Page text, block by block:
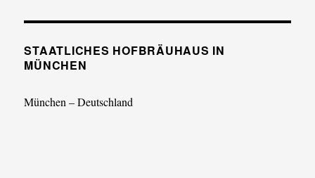
STAATLICHES HOFBRÄUHAUS IN
MÜNCHEN
München – Deutschland